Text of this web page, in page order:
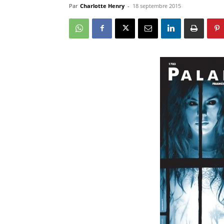
Par Charlotte Henry - 18 septembre 2015